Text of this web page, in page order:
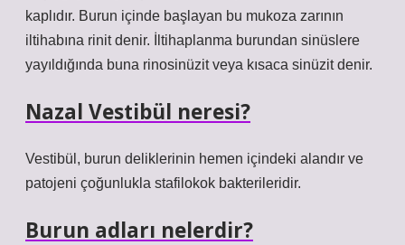
kaplıdır. Burun içinde başlayan bu mukoza zarının
iltihabına rinit denir. İltihaplanma burundan sinüslere
yayıldığında buna rinosinüzit veya kısaca sinüzit denir.
Nazal Vestibül neresi?
Vestibül, burun deliklerinin hemen içindeki alandır ve
patojeni çoğunlukla stafilokok bakterileridir.
Burun adları nelerdir?